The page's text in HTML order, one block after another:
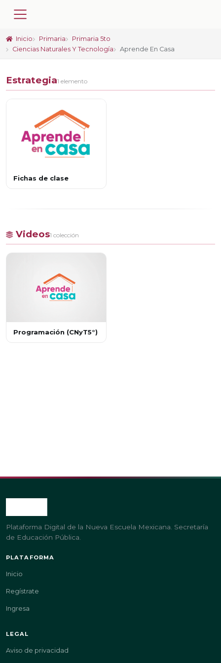
Inicio Primaria
Primaria 5to
Ciencias Naturales Y Tecnología
Aprende En Casa
Estrategia1 elemento
Fichas de clase
Videos1 colección
Programación (CNyT5°)
Plataforma Digital de la Nueva Escuela Mexicana. Secretaría
de Educación Pública.
PLATAFORMA
Inicio
Regístrate
Ingresa
LEGAL
Aviso de privacidad